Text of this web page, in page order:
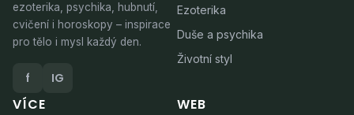
ezoterika, psychika, hubnutí,
cvičení i horoskopy – inspirace
pro tělo i mysl každý den.
f IG
Ezoterika
Duše a psychika
Životní styl
VÍCE WEB